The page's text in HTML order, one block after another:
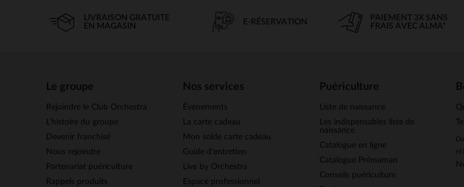
LIVRAISON GRATUITE
EN MAGASIN
E-RÉSERVATION
PAIEMENT 3X SANS
FRAIS AVEC ALMA*
Le groupe
Rejoindre le Club Orchestra
L’histoire du groupe
Devenir franchisé
Nous rejoindre
Partenariat puériculture
Rappels produits
Nos services
Évènements
La carte cadeau
Mon solde carte cadeau
Guide d'entretien
Live by Orchestra
Espace professionnel
Puériculture
Liste de naissance
Les indispensables liste de
naissance
Catalogue en ligne
Catalogue Prémaman
Conseils puériculture
et